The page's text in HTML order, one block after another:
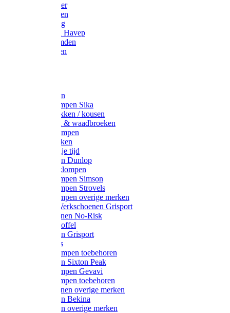
Bodywarmer
Werkbroeken
Zaagkleding
Werkjassen Havep
Thermohemden
Overhemden
Werksokken
Schoenklompen Sika
Thermo sokken / kousen
Lieslaarzen & waadbroeken
Houten klompen
Wandelsokken
Laarzen vrije tijd
Werklaarzen Dunlop
Kunststof klompen
Schoenklompen Simson
Schoenklompen Strovels
Schoenklompen overige merken
Wandel-/ Werkschoenen Grisport
Werkschoenen No-Risk
Klomppantoffel
Werklaarzen Grisport
Accessoires
Houten klompen toebehoren
Werklaarzen Sixton Peak
Schoenklompen Gevavi
Schoenklompen toebehoren
Werkschoenen overige merken
Werklaarzen Bekina
Werklaarzen overige merken